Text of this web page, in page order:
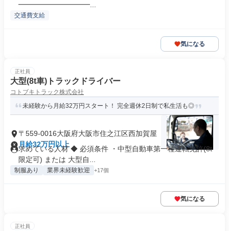
━━━━━━━━━━...
交通費支給
気になる
正社員
大型(8t車)トラックドライバー
コトブキトラック株式会社
未経験から月給32万円スタート！ 完全週休2日制で私生活も◎
〒559-0016大阪府大阪市住之江区西加賀屋
月給32万円以上
求めている人材 ◆ 必須条件 ・中型自動車第一種運転免許(8t
限定可) または 大型自...
制服あり 業界未経験歓迎 +17個
気になる
正社員